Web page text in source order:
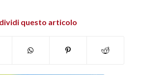
questo articolo